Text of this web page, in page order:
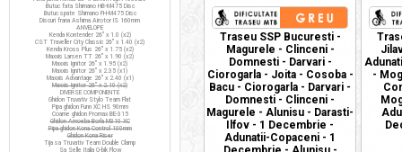
Traseu SSP Bucuresti -
Magurele - Clinceni -
Domnesti - Darvari -
Ciorogarla - Joita - Cosoba -
Bacu - Ciorogarla - Darvari -
Domnesti - Clinceni -
Magurele - Alunisu - Darasti-
Ilfov - 1 Decembrie -
Adunatii-Copaceni - 1
-
Butuc fata Shimano HB-M475 Disc
Butuc spate Shimano FH-M475 Disc
Discuri frana Ashima Airotor IS 160mm
ANVELOPE
Kenda Kontender 26" x 1.0 (x2)
CST Traveller City Classic 26" x 1.40 (x2)
Kenda Kross Plus 26" x 1.75 (x2)
Maxxis Larsen TT 26" x 1.90 (x2)
Maxxis Ignitor 26" x 1.95 (x2)
Maxxis Ignitor 26" x 2.35 (x1)
Maxxis Advantage 26" x 2.40 (x1)
Maxxis Ignitor 26" x 2.10 (x2)
DIVERSE COMPONENTE
Ghidon Truvativ Stylo Team Flat
Pipa ghidon Funn XC HS 90mm
Coarne ghidon Promax BE-315
Ghidon Amoeba Borla M310 XC
Pipa ghidon Kona Control 100mm
Ghidon Kona Riser
Tija sa Truvativ Team Double Clamp
Sa Selle Italia Q-bik Flow